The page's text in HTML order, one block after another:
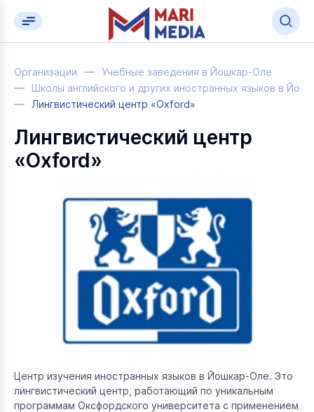
Организации
Учебные заведения в Йошкар-Оле
Школы английского и других иностранных языков в
Лингвистический центр «Оxford»
Лингвистический центр
«Оxford»
Центр изучения иностранных языков в Йошкар-Оле. Это
лингвистический центр, работающий по уникальным
программам Оксфордского университета с применением